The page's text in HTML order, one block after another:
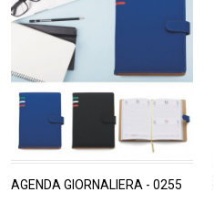
AGENDA GIORNALIERA - 0255